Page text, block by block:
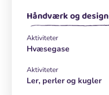
Håndværk og design
Aktiviteter
Hvæsegase
Aktiviteter
Ler, perler og kugler